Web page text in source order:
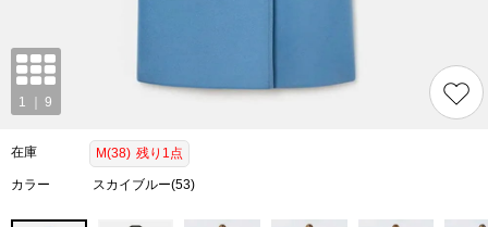
在庫 M(38) 残り1点
カラー スカイブルー(53)